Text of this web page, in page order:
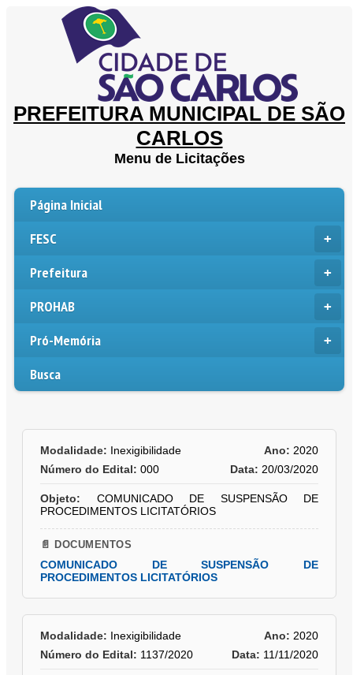
PREFEITURA MUNICIPAL DE SÃO
CARLOS
Menu de Licitações
Página Inicial
FESC
Prefeitura
PROHAB
Pró-Memória
Busca
Modalidade: Inexigibilidade Ano: 2020
Número do Edital: 000 Data: 20/03/2020
Objeto: COMUNICADO DE SUSPENSÃO DE
PROCEDIMENTOS LICITATÓRIOS
📄 DOCUMENTOS
COMUNICADO DE SUSPENSÃO DE
PROCEDIMENTOS LICITATÓRIOS
Modalidade: Inexigibilidade Ano: 2020
Número do Edital: 1137/2020 Data: 11/11/2020